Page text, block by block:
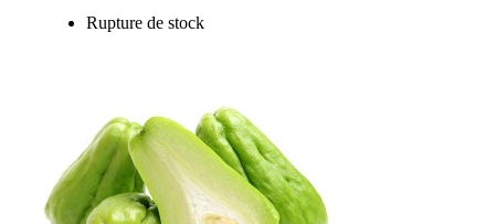
Rupture de stock